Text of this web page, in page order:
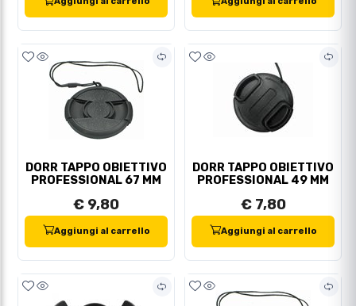
DORR TAPPO OBIETTIVO
PROFESSIONAL 67 MM
€ 9,80
Aggiungi al carrello
DORR TAPPO OBIETTIVO
PROFESSIONAL 49 MM
€ 7,80
Aggiungi al carrello